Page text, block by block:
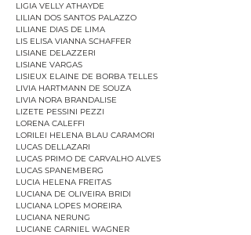
LIGIA VELLY ATHAYDE
LILIAN DOS SANTOS PALAZZO
LILIANE DIAS DE LIMA
LIS ELISA VIANNA SCHAFFER
LISIANE DELAZZERI
LISIANE VARGAS
LISIEUX ELAINE DE BORBA TELLES
LIVIA HARTMANN DE SOUZA
LIVIA NORA BRANDALISE
LIZETE PESSINI PEZZI
LORENA CALEFFI
LORILEI HELENA BLAU CARAMORI
LUCAS DELLAZARI
LUCAS PRIMO DE CARVALHO ALVES
LUCAS SPANEMBERG
LUCIA HELENA FREITAS
LUCIANA DE OLIVEIRA BRIDI
LUCIANA LOPES MOREIRA
LUCIANA NERUNG
LUCIANE CARNIEL WAGNER